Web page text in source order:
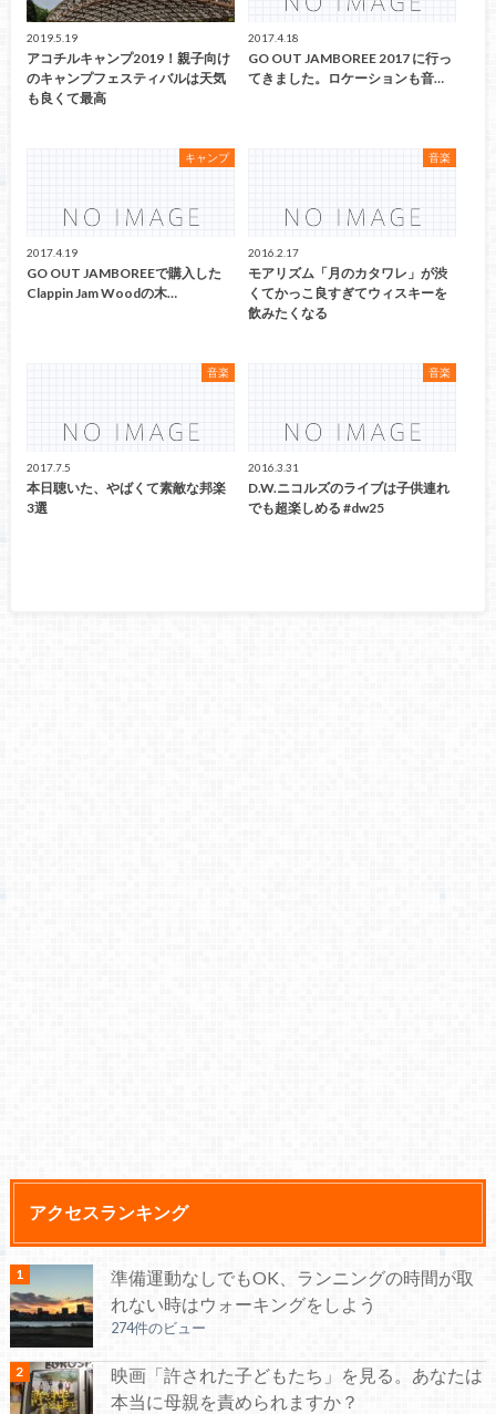
2019.5.19
アコチルキャンプ2019！親子向け
のキャンプフェスティバルは天気
も良くて最高
2017.4.18
GO OUT JAMBOREE 2017 に行っ
てきました。ロケーションも音…
キャンプ
2017.4.19
GO OUT JAMBOREEで購入した
Clappin Jam Woodの木…
音楽
2016.2.17
モアリズム「月のカタワレ」が渋
くてかっこ良すぎてウィスキーを
飲みたくなる
音楽
2017.7.5
本日聴いた、やばくて素敵な邦楽
3選
音楽
2016.3.31
D.W.ニコルズのライブは子供連れ
でも超楽しめる #dw25
アクセスランキング
準備運動なしでもOK、ランニングの時間が取
れない時はウォーキングをしよう
274件のビュー
映画「許された子どもたち」を見る。あなたは
本当に母親を責められますか？